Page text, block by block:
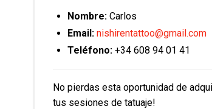
Nombre: Carlos
Email: nishirentattoo@gmail.com
Teléfono: +34 608 94 01 41
No pierdas esta oportunidad de
tus sesiones de tatuaje!